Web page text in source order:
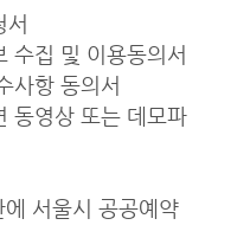
및 이용동의서
항 동의서
영상 또는 데모파
서울시 공공예약